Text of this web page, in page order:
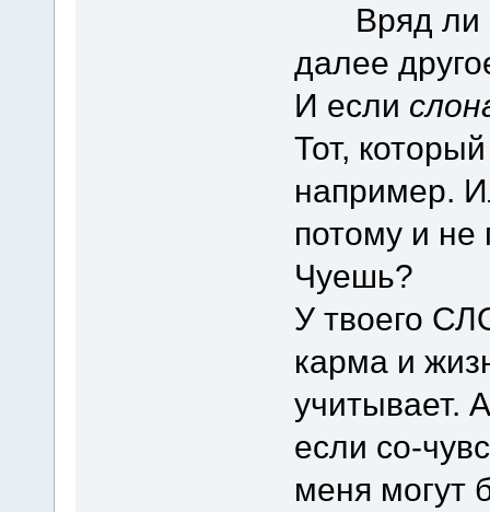
Вряд ли
далее
И если
Тот,
например.
потому и не
Чуешь?
У твоего
карма и
учитывает.
если со-
меня могут